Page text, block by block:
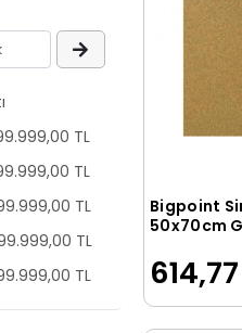
TL
TL
TL
TL
TL
Bigpoint
50x70cm